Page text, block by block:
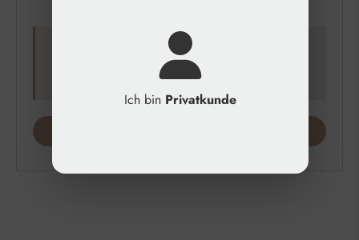
Nur für kurze Zeit.
Gilt ab einem Einkaufswert von 99€.
Ich bin Privatkunde